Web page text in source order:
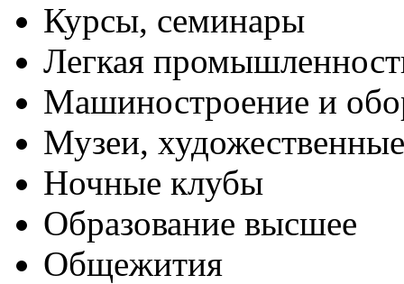
Курсы, семинары
Легкая
Машиностроение и
Музеи,
Ночные клубы
Образование высшее
Общежития